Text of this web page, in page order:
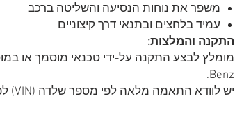
משפר את נוחות הנסיעה והשליטה ברכב
עמיד בלחצים ובתנאי דרך קיצוניים
התקנה והמלצות:
Benz.
יש לוודא התאמה מלאה לפי מספר שלדה (VIN) לפני ההתקנה.